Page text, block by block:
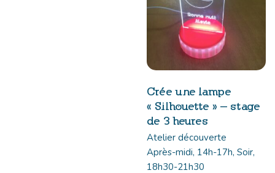
Crée une lampe
« Silhouette » – stage
de 3 heures
Atelier découverte
Après-midi, 14h-17h, Soir,
18h30-21h30